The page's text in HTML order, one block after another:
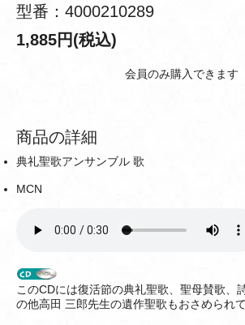
型番：4000210289
1,885円(税込)
会員のみ購入できます
商品の詳細
典礼聖歌アンサンブル 歌
MCN
このCDには復活節の典礼聖歌、聖母賛歌、
の他高田 三郎先生の遺作聖歌もおさめられて